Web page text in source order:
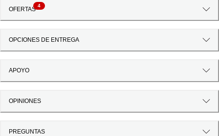
OFERTAS
4
OPCIONES DE ENTREGA
APOYO
OPINIONES
PREGUNTAS